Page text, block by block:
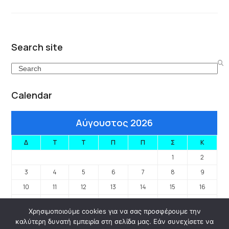
Search site
Search
Calendar
Αύγουστος 2026
Δ Τ Τ Π Π Σ
Κ
1
2
3
4 5 6 7 8
9
10
11 12 13 14 15
16
24
25 26 27 28 29
30
Χρησιμοποιούμε cookies για να σας προσφέρουμε την
καλύτερη δυνατή εμπειρία στη σελίδα μας. Εάν συνεχίσετε να